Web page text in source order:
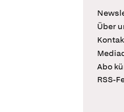
Über
Abo
RSS-